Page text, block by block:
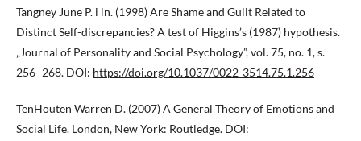
Tangney June P. i in. (1998) Are Shame and Guilt Related to
Distinct Self-discrepancies? A test of Higgins’s (1987) hypothesis.
„Journal of Personality and Social Psychology”, vol. 75, no. 1, s.
256–268. DOI: https://doi.org/10.1037/0022-3514.75.1.256
TenHouten Warren D. (2007) A General Theory of Emotions and
Social Life. London, New York: Routledge. DOI: